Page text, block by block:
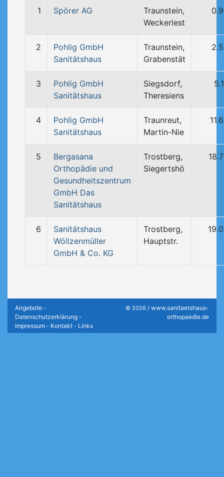
1 Spörer AG
Traunstein,
Weckerlest
2
Pohlig GmbH
Sanitätshaus
Traunstein,
Grabenstät
3
Pohlig GmbH
Sanitätshaus
Siegsdorf,
Theresiens
4
Pohlig GmbH
Sanitätshaus
Traunreut,
Martin-Nie
5
Bergasana
Orthopädie und
Gesundheitszentrum
GmbH Das
Sanitätshaus
Trostberg,
Siegertshö
6
Sanitätshaus
Wöllzenmüller
GmbH & Co. KG
Trostberg,
Hauptstr.
Angebote -
Datenschutzerklärung -
Impressum - Kontakt - Links
© 2026 / www.sanitaetshaus-
orthopaedie.de